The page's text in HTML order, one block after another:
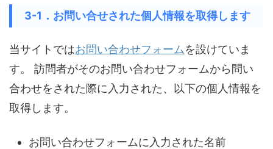
3-1．お問い合せされた個人情報を取得します
当サイトではお問い合わせフォームを設けていま
す。 訪問者がそのお問い合わせフォームから問い
合わせをされた際に入力された、以下の個人情報を
取得します。
お問い合わせフォームに入力された名前